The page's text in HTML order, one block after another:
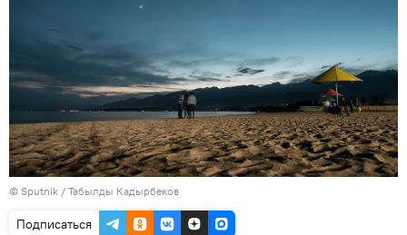
© Sputnik / Табылды Кадырбеков
Подписаться